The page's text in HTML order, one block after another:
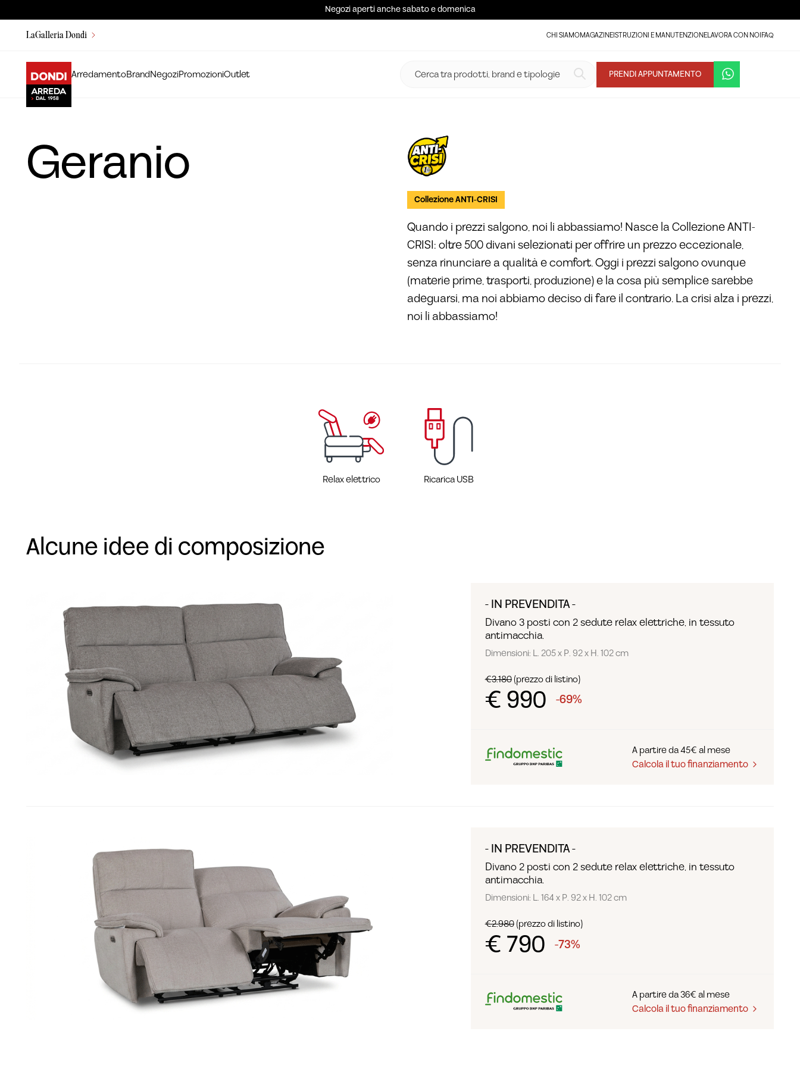
Negozi aperti anche sabato e domenica
LaGalleria Dondi CHI SIAMOMAGAZINEISTRUZIONI E MANUTENZIONELAVORA CON NOIFAQ
ArredamentoBrandNegoziPromozioniOutlet PRENDI APPUNTAMENTO
Geranio
Collezione ANTI-CRISI
Quando i prezzi salgono, noi li abbassiamo! Nasce la Collezione ANTI-
CRISI: oltre 500 divani selezionati per offrire un prezzo eccezionale,
senza rinunciare a qualità e comfort. Oggi i prezzi salgono ovunque
(materie prime, trasporti, produzione) e la cosa più semplice sarebbe
adeguarsi, ma noi abbiamo deciso di fare il contrario. La crisi alza i prezzi,
noi li abbassiamo!
Relax elettrico Ricarica USB
Alcune idee di composizione
- IN PREVENDITA -
Divano 3 posti con 2 sedute relax elettriche, in tessuto
antimacchia.
Dimensioni: L. 205 x P. 92 x H. 102 cm
€3.180(prezzo di listino)
€ 990 -69%
A partire da 45€ al mese
Calcola il tuo finanziamento
- IN PREVENDITA -
Divano 2 posti con 2 sedute relax elettriche, in tessuto
antimacchia.
Dimensioni: L. 164 x P. 92 x H. 102 cm
€2.980(prezzo di listino)
€ 790 -73%
A partire da 36€ al mese
Calcola il tuo finanziamento